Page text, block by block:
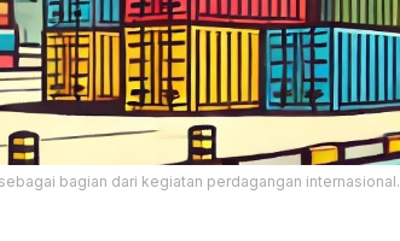
bagian dari kegiatan perdagangan internasional.